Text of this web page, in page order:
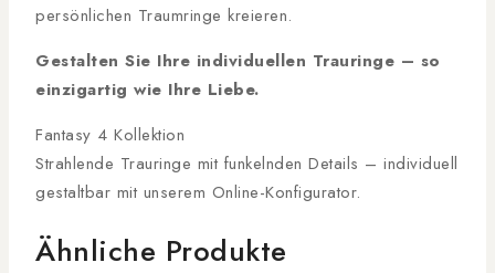
persönlichen Traumringe kreieren.
Gestalten Sie Ihre individuellen Trauringe – so
einzigartig wie Ihre Liebe.
Fantasy 4 Kollektion
Strahlende Trauringe mit funkelnden Details – individuell
gestaltbar mit unserem Online-Konfigurator.
Ähnliche Produkte